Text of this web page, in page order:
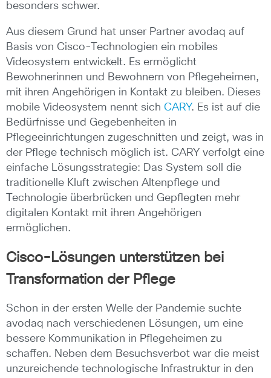
besonders schwer.
Aus diesem Grund hat unser Partner avodaq auf
Basis von Cisco-Technologien ein mobiles
Videosystem entwickelt. Es ermöglicht
Bewohnerinnen und Bewohnern von Pflegeheimen,
mit ihren Angehörigen in Kontakt zu bleiben. Dieses
mobile Videosystem nennt sich CARY. Es ist auf die
Bedürfnisse und Gegebenheiten in
Pflegeeinrichtungen zugeschnitten und zeigt, was in
der Pflege technisch möglich ist. CARY verfolgt eine
einfache Lösungsstrategie: Das System soll die
traditionelle Kluft zwischen Altenpflege und
Technologie überbrücken und Gepflegten mehr
digitalen Kontakt mit ihren Angehörigen
ermöglichen.
Cisco-Lösungen unterstützen bei
Transformation der Pflege
Schon in der ersten Welle der Pandemie suchte
avodaq nach verschiedenen Lösungen, um eine
bessere Kommunikation in Pflegeheimen zu
schaffen. Neben dem Besuchsverbot war die meist
unzureichende technologische Infrastruktur in den